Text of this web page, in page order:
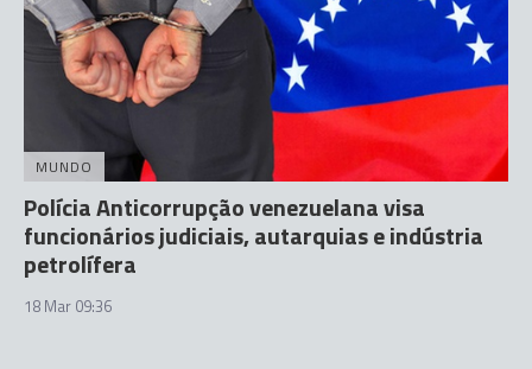
MUNDO
Polícia Anticorrupção venezuelana visa
funcionários judiciais, autarquias e indústria
petrolífera
18 Mar 09:36